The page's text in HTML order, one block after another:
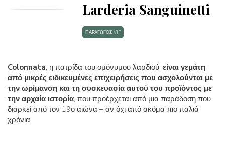
Larderia Sanguinetti
ΠΑΡΑΓΩΓΟΣ VIP
Colonnata, η πατρίδα του ομόνυμου λαρδιού, είναι γεμάτη
από μικρές ειδικευμένες επιχειρήσεις που ασχολούνται με
την ωρίμανση και τη συσκευασία αυτού του προϊόντος με
την αρχαία ιστορία, που προέρχεται από μια παράδοση που
διαρκεί από τον 19ο αιώνα – αν όχι από ακόμα πιο παλιά
χρόνια.